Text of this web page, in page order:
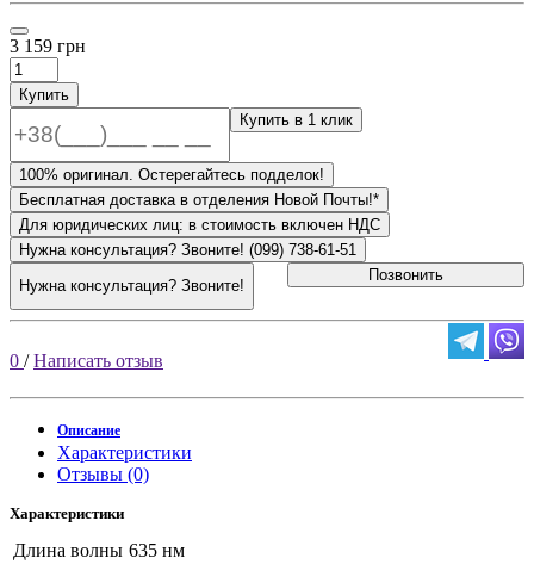
3 159 грн
Купить
Купить в 1 клик
100% оригинал. Остерегайтесь подделок!
Бесплатная доставка в отделения Новой Почты!*
Для юридических лиц: в стоимость включен НДС
Нужна консультация? Звоните! (099) 738-61-51
Нужна консультация? Звоните!
Позвонить
0 /Написать отзыв
Описание
Характеристики
Отзывы (0)
Характеристики
Длина волны 635 нм